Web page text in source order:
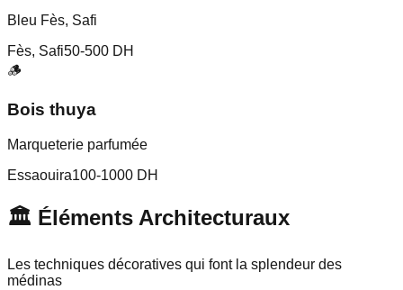
Bleu Fès, Safi
Fès, Safi50-500 DH
🪵
Bois thuya
Marqueterie parfumée
Essaouira100-1000 DH
🏛️ Éléments Architecturaux
Les techniques décoratives qui font la splendeur des
médinas